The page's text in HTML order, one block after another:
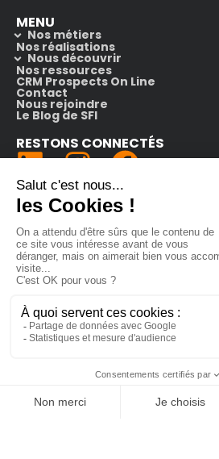
MENU
Nos métiers
Nos réalisations
Nous découvrir
Nos ressources
CRM Prospects On Line
Contact
Nous rejoindre
Le Blog de SFI
RESTONS CONNECTÉS
(nouvelle
NEWSLETTER
LABELS
SFI est
Numérique